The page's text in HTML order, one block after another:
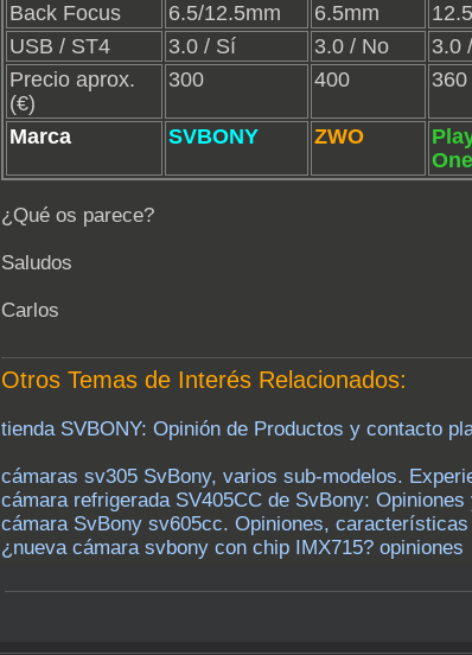
Back Focus 6.5/12.5mm 6.5mm
USB / ST4
3.0 / Sí 3.0 / No 3.0
Precio aprox.
(€)
300 400 360
Marca SVBONY ZWO
One
¿Qué os parece?
Saludos
Carlos
Otros Temas de Interés Relacionados:
tienda SVBONY: Opinión de Productos y contacto
cámaras sv305 SvBony, varios sub-modelos.
cámara refrigerada SV405CC de SvBony:
cámara SvBony sv605cc. Opiniones,
¿nueva cámara svbony con chip IMX715? opiniones